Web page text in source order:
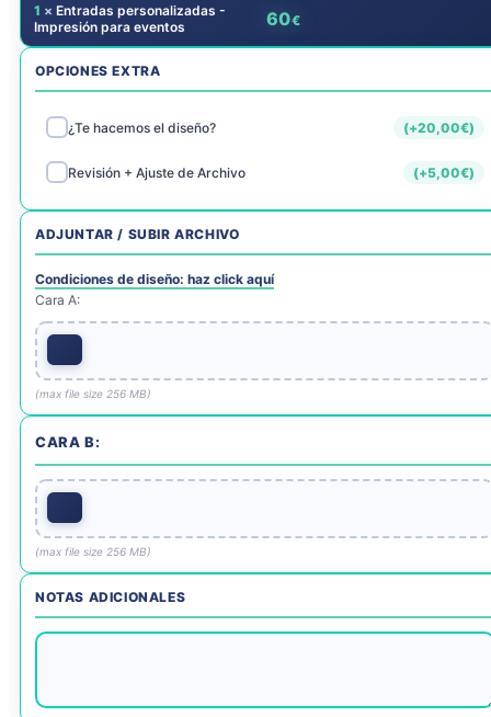
1 × Entradas personalizadas -
Impresión para eventos
60€
OPCIONES EXTRA
¿Te hacemos el diseño? (+20,00€)
Revisión + Ajuste de Archivo (+5,00€)
ADJUNTAR / SUBIR ARCHIVO
Condiciones de diseño: haz click aquí
Cara A:
(max file size 256 MB)
CARA B:
(max file size 256 MB)
NOTAS ADICIONALES